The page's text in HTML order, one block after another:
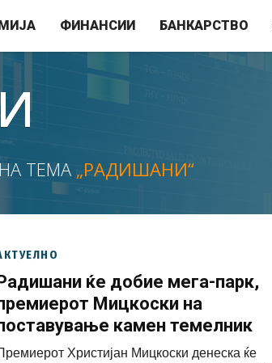
ФИНАНСИИ БАНКАРСТВО
ТЕМА „РАДИШАНИ“
ќе добие мега-парк,
Мицкоски на
камен темелник
Христијан Мицкоски денеска ќе